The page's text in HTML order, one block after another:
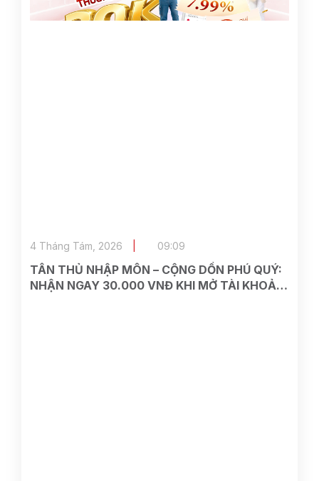
TÂN THỦ NHẬP MÔN – CỘNG DỒN PHÚ QUÝ:
NHẬN NGAY 30.000 VNĐ KHI MỞ TÀI KHOẢN
4 Tháng Tám, 2026 09:09